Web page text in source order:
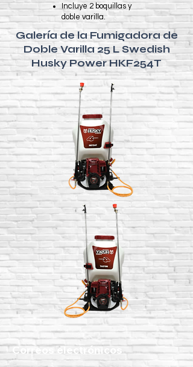
Incluye 2 boquillas y
doble varilla.
Galería de la Fumigadora de
Doble Varilla 25 L Swedish
Husky Power HKF254T
Correos electrónicos